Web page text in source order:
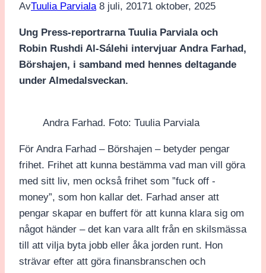
AvTuulia Parviala 8 juli, 20171 oktober, 2025
Ung Press-reportrarna Tuulia Parviala och
Robin Rushdi Al-Sálehi intervjuar Andra Farhad,
Börshajen, i samband med hennes deltagande
under Almedalsveckan.
Andra Farhad. Foto: Tuulia Parviala
För Andra Farhad – Börshajen – betyder pengar
frihet. Frihet att kunna bestämma vad man vill göra
med sitt liv, men också frihet som ”fuck off -
money”, som hon kallar det. Farhad anser att
pengar skapar en buffert för att kunna klara sig om
något händer – det kan vara allt från en skilsmässa
till att vilja byta jobb eller åka jorden runt. Hon
strävar efter att göra finansbranschen och